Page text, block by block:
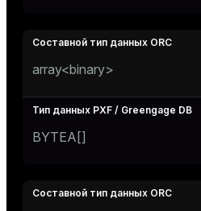
array<binary>
BYTEA[]